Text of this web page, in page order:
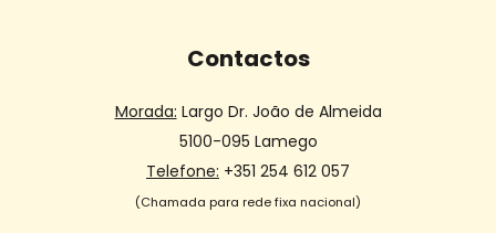
Contactos
Morada: Largo Dr. João de Almeida
5100-095 Lamego
Telefone: +351 254 612 057
(Chamada para rede fixa nacional)